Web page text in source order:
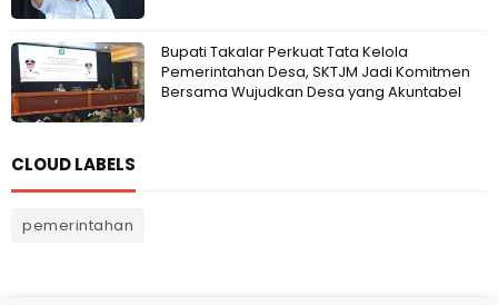
Bupati Takalar Perkuat Tata Kelola
Pemerintahan Desa, SKTJM Jadi Komitmen
Bersama Wujudkan Desa yang Akuntabel
CLOUD LABELS
pemerintahan